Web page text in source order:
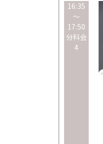
16:35
～
17:50
分科会
4